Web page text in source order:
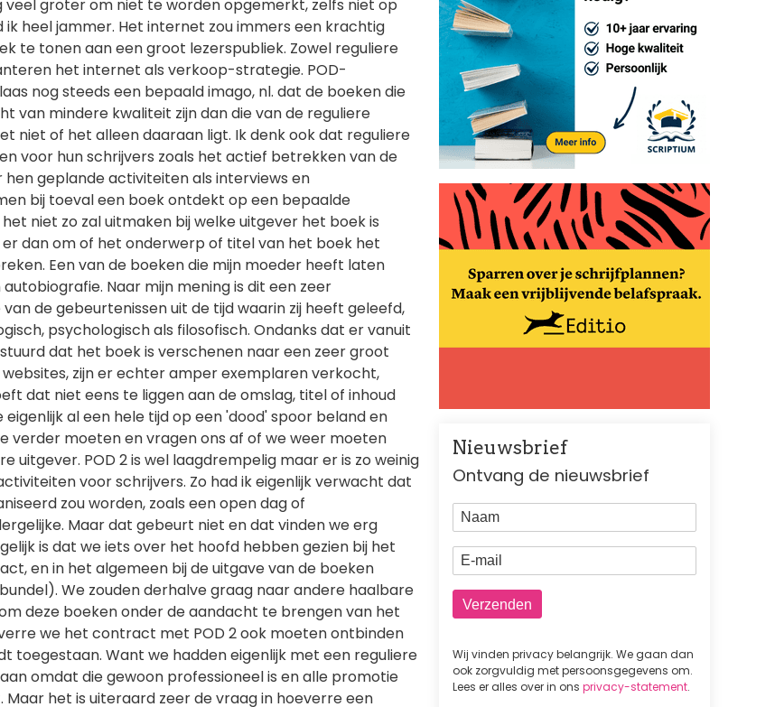
veel groter om niet te worden opgemerkt, zelfs niet op
heel jammer. Het internet zou immers een krachtig
te tonen aan een groot lezerspubliek. Zowel reguliere
het internet als verkoop-strategie. POD-
nog steeds een bepaald imago, nl. dat de boeken die
van mindere kwaliteit zijn dan die van de reguliere
niet of het alleen daaraan ligt. Ik denk ook dat reguliere
voor hun schrijvers zoals het actief betrekken van de
hen geplande activiteiten als interviews en
bij toeval een boek ontdekt op een bepaalde
niet zo zal uitmaken bij welke uitgever het boek is
dan om of het onderwerp of titel van het boek het
Een van de boeken die mijn moeder heeft laten
Naar mijn mening is dit een zeer
de gebeurtenissen uit de tijd waarin zij heeft geleefd,
psychologisch als filosofisch. Ondanks dat er vanuit
dat het boek is verschenen naar een zeer groot
zijn er echter amper exemplaren verkocht,
dat niet eens te liggen aan de omslag, titel of inhoud
eigenlijk al een hele tijd op een 'dood' spoor beland en
verder moeten en vragen ons af of we weer moeten
uitgever. POD 2 is wel laagdrempelig maar er is zo weinig
voor schrijvers. Zo had ik eigenlijk verwacht dat
zou worden, zoals een open dag of
Maar dat gebeurt niet en dat vinden we erg
is dat we iets over het hoofd hebben gezien bij het
en in het algemeen bij de uitgave van de boeken
We zouden derhalve graag naar andere haalbare
deze boeken onder de aandacht te brengen van het
we het contract met POD 2 ook moeten ontbinden
toegestaan. Want we hadden eigenlijk met een reguliere
omdat die gewoon professioneel is en alle promotie
het is uiteraard zeer de vraag in hoeverre een
Nieuwsbrief
Ontvang de nieuwsbrief
Naam
E-mail
Wij vinden privacy belangrijk. We gaan dan
ook zorgvuldig met persoonsgegevens om.
Lees er alles over in ons privacy-statement.